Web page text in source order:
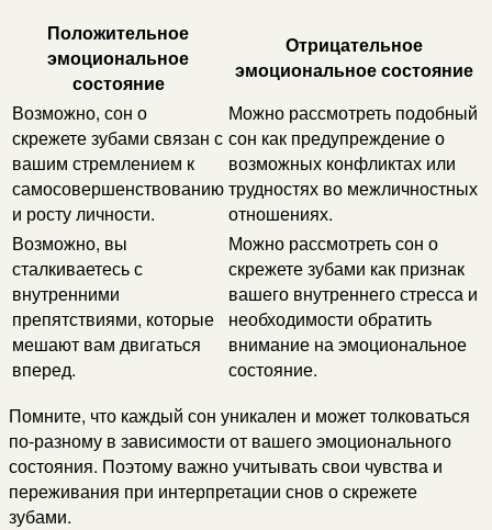
Положительное
эмоциональное
состояние
Отрицательное
эмоциональное состояние
Возможно, сон о
скрежете зубами связан с
вашим стремлением к
самосовершенствованию
и росту личности.
Можно рассмотреть подобный
сон как предупреждение о
возможных конфликтах или
трудностях во межличностных
отношениях.
Возможно, вы
сталкиваетесь с
внутренними
препятствиями, которые
мешают вам двигаться
вперед.
Можно рассмотреть сон о
скрежете зубами как признак
вашего внутреннего стресса и
необходимости обратить
внимание на эмоциональное
состояние.
Помните, что каждый сон уникален и может толковаться
по-разному в зависимости от вашего эмоционального
состояния. Поэтому важно учитывать свои чувства и
переживания при интерпретации снов о скрежете
зубами.